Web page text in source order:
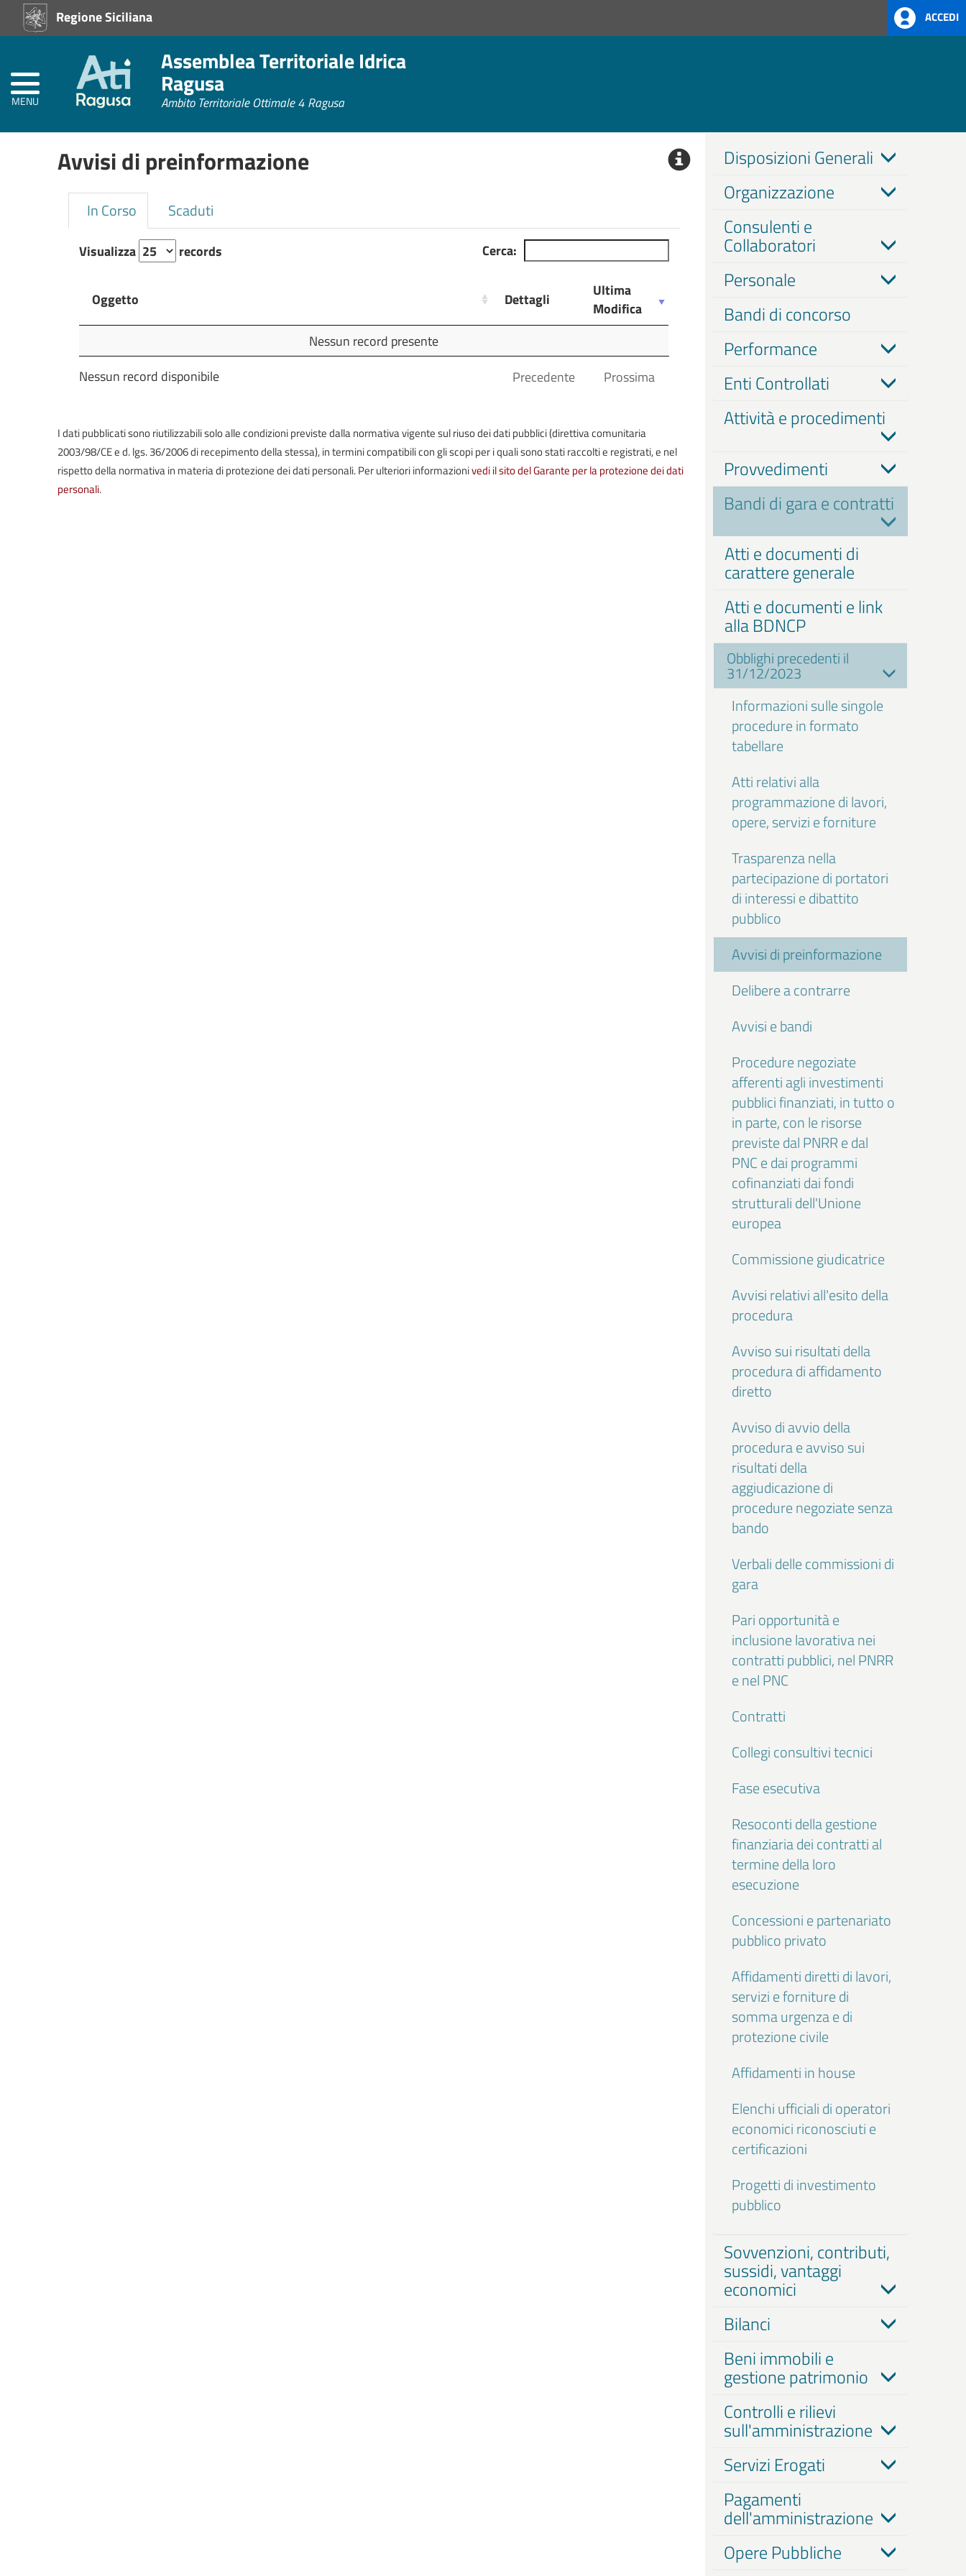
Regione Siciliana ACCEDI
Assemblea Territoriale Idrica
Ragusa
Ambito Territoriale Ottimale 4 Ragusa
MENU
Home
Amministrativi
(L.R.
Siciliana
Amministrazione
TrasparenteAvvisi di preinformazione
In Corso Scaduti
Visualizza records Cerca:
Oggetto Dettagli
Ultima
Modifica
Modifica
Nessun record presente
Nessun record disponibile
Precedente Prossima
I dati pubblicati sono riutilizzabili solo alle condizioni previste dalla normativa vigente sul riuso dei dati pubblici (direttiva comunitaria
2003/98/CE e d. lgs. 36/2006 di recepimento della stessa), in termini compatibili con gli scopi per i quali sono stati raccolti e registrati, e nel
rispetto della normativa in materia di protezione dei dati personali. Per ulteriori informazionivedi il sito del Garante per la protezione dei dati
personali.
Disposizioni Generali
Organizzazione
Consulenti e
Collaboratori
Personale
Bandi di concorso
Performance
Enti Controllati
Attività e procedimenti
Provvedimenti
Bandi di gara e contratti
Atti e documenti di
carattere generale
Atti e documenti e link
alla BDNCP
Obblighi precedenti il
31/12/2023
Informazioni sulle singole
procedure in formato
tabellare
Atti relativi alla
programmazione di lavori,
opere, servizi e forniture
Trasparenza nella
partecipazione di portatori
di interessi e dibattito
pubblico
Avvisi di preinformazione
Delibere a contrarre
Avvisi e bandi
Procedure negoziate
afferenti agli investimenti
pubblici finanziati, in tutto o
in parte, con le risorse
previste dal PNRR e dal
PNC e dai programmi
cofinanziati dai fondi
strutturali dell'Unione
europea
Commissione giudicatrice
Avvisi relativi all'esito della
procedura
Avviso sui risultati della
procedura di affidamento
diretto
Avviso di avvio della
procedura e avviso sui
risultati della
aggiudicazione di
procedure negoziate senza
bando
Verbali delle commissioni di
gara
Pari opportunità e
inclusione lavorativa nei
contratti pubblici, nel PNRR
e nel PNC
Contratti
Collegi consultivi tecnici
Fase esecutiva
Resoconti della gestione
finanziaria dei contratti al
termine della loro
esecuzione
Concessioni e partenariato
pubblico privato
Affidamenti diretti di lavori,
servizi e forniture di
somma urgenza e di
protezione civile
Affidamenti in house
Elenchi ufficiali di operatori
economici riconosciuti e
certificazioni
Progetti di investimento
pubblico
Sovvenzioni, contributi,
sussidi, vantaggi
economici
Bilanci
Beni immobili e
gestione patrimonio
Controlli e rilievi
sull'amministrazione
Servizi Erogati
Pagamenti
dell'amministrazione
Opere Pubbliche